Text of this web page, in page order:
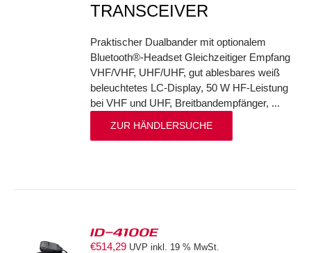
TRANSCEIVER
Praktischer Dualbander mit optionalem
Bluetooth®-Headset Gleichzeitiger Empfang
VHF/VHF, UHF/UHF, gut ablesbares weiß
beleuchtetes LC-Display, 50 W HF-Leistung
bei VHF und UHF, Breitbandempfänger, ...
ZUR HÄNDLERSUCHE
ID-4100E
€514,29 UVP inkl. 19 % MwSt.